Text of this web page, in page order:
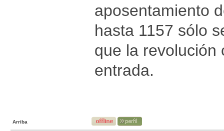
aposentamiento
hasta 1157 sólo
que la revolución
entrada.
Arriba